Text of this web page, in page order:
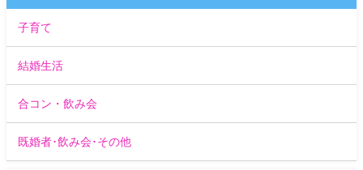
子育て
結婚生活
合コン・飲み会
既婚者･飲み会･その他